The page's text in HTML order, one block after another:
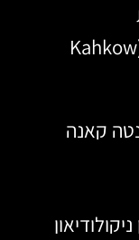
מוזיאון השוקולד (הקקאו) + סדנא (Kahkow